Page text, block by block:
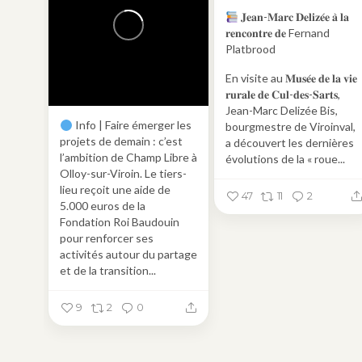
𝐉𝐞𝐚𝐧-𝐌𝐚𝐫𝐜 𝐃𝐞𝐥𝐢𝐳𝐞́𝐞 𝐚̀ 𝐥𝐚
𝐫𝐞𝐧𝐜𝐨𝐧𝐭𝐫𝐞 𝐝𝐞 Fernand
Platbrood
En visite au 𝐌𝐮𝐬𝐞́𝐞 𝐝𝐞 𝐥𝐚 𝐯𝐢𝐞
𝐫𝐮𝐫𝐚𝐥𝐞 𝐝𝐞 𝐂𝐮𝐥-𝐝𝐞𝐬-𝐒𝐚𝐫𝐭𝐬,
Jean-Marc Delizée Bis,
bourgmestre de Viroinval,
a découvert les dernières
évolutions de la « roue...
47 11 2
Info | Faire émerger les
projets de demain : c’est
l’ambition de Champ Libre à
Olloy-sur-Viroin. Le tiers-
lieu reçoit une aide de
5.000 euros de la
Fondation Roi Baudouin
pour renforcer ses
activités autour du partage
et de la transition...
9 2 0